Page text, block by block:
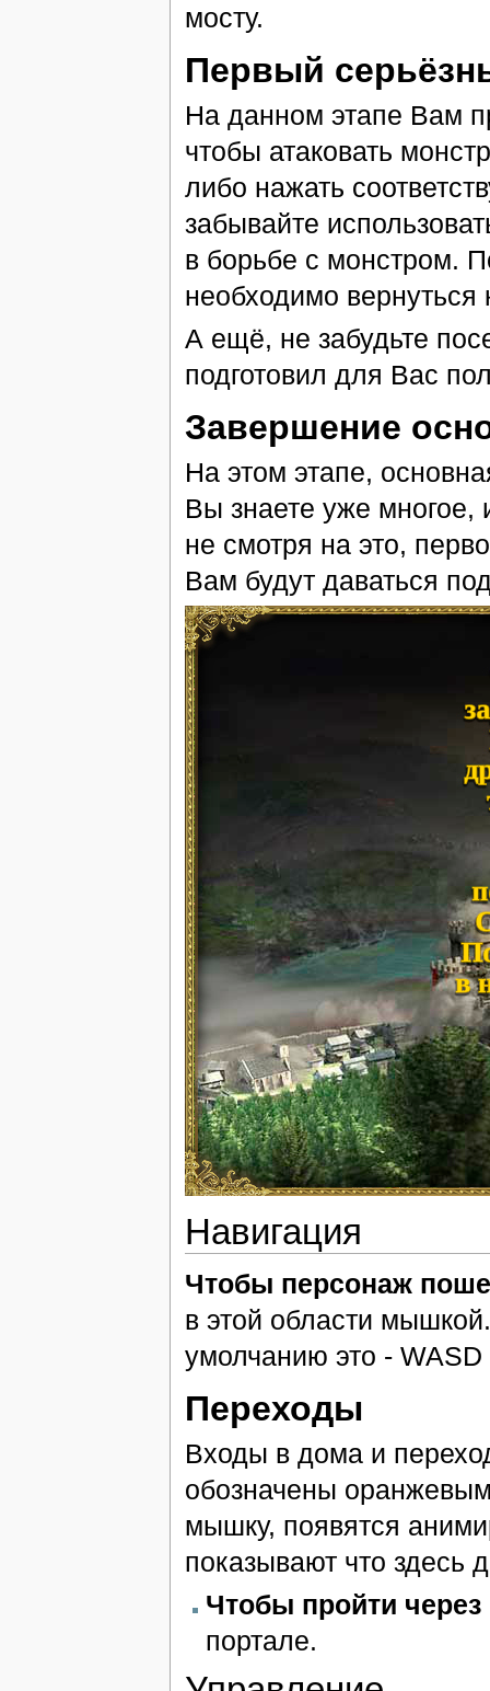
мосту.
Первый
На данном этапе Вам
чтобы атаковать
либо нажать
забывайте
в борьбе с монстром.
необходимо
А ещё, не забудьте
подготовил для Вас
Завершение
На этом этапе,
Вы знаете уже многое,
не смотря на это,
Вам будут даваться
Навигация
Чтобы персонаж
в этой области
умолчанию это - WASD
Переходы
Входы в дома и
обозначены
мышку, появятся
показывают что здесь
Чтобы пройти через
портале.